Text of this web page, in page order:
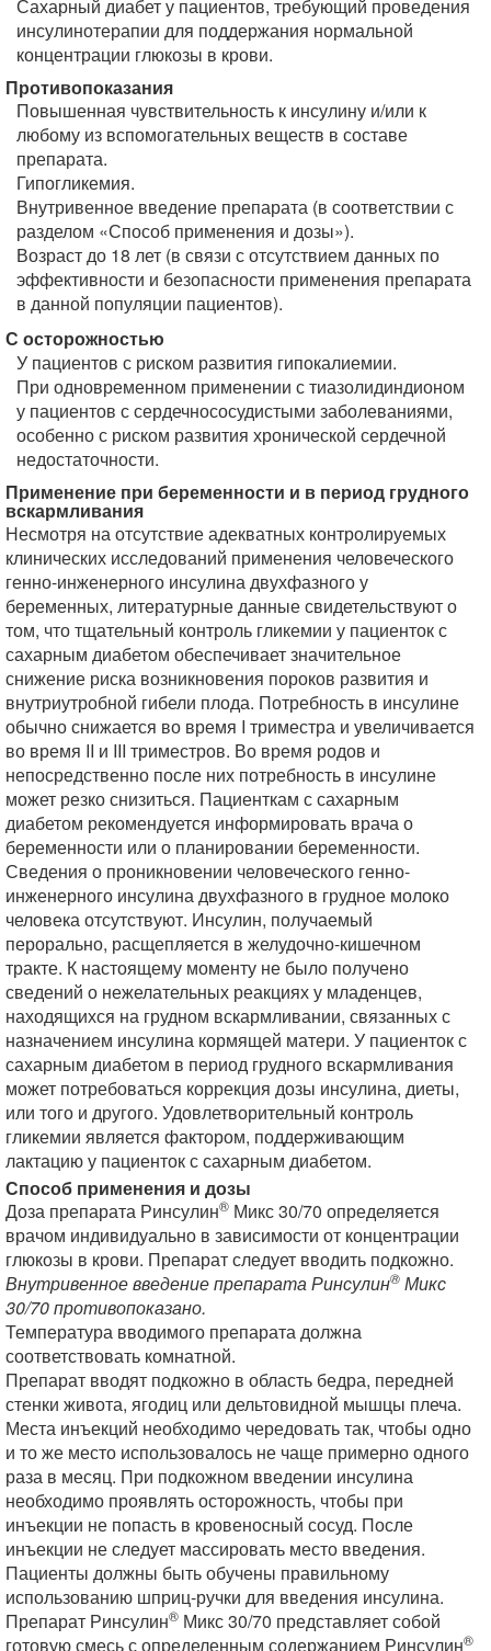
Сахарный диабет у пациентов, требующий проведения
инсулинотерапии для поддержания нормальной
концентрации глюкозы в крови.
Противопоказания
Повышенная чувствительность к инсулину и/или к
любому из вспомогательных веществ в составе
препарата.
Гипогликемия.
Внутривенное введение препарата (в соответствии с
разделом «Способ применения и дозы»).
Возраст до 18 лет (в связи с отсутствием данных по
эффективности и безопасности применения препарата
в данной популяции пациентов).
С осторожностью
У пациентов с риском развития гипокалиемии.
При одновременном применении с тиазолидиндионом
у пациентов с сердечнососудистыми заболеваниями,
особенно с риском развития хронической сердечной
недостаточности.
Применение при беременности и в период грудного
вскармливания
Несмотря на отсутствие адекватных контролируемых
клинических исследований применения человеческого
генно-инженерного инсулина двухфазного у
беременных, литературные данные свидетельствуют о
том, что тщательный контроль гликемии у пациенток с
сахарным диабетом обеспечивает значительное
снижение риска возникновения пороков развития и
внутриутробной гибели плода. Потребность в инсулине
обычно снижается во время I триместра и увеличивается
во время II и III триместров. Во время родов и
непосредственно после них потребность в инсулине
может резко снизиться. Пациенткам с сахарным
диабетом рекомендуется информировать врача о
беременности или о планировании беременности.
Сведения о проникновении человеческого генно-
инженерного инсулина двухфазного в грудное молоко
человека отсутствуют. Инсулин, получаемый
перорально, расщепляется в желудочно-кишечном
тракте. К настоящему моменту не было получено
сведений о нежелательных реакциях у младенцев,
находящихся на грудном вскармливании, связанных с
назначением инсулина кормящей матери. У пациенток с
сахарным диабетом в период грудного вскармливания
может потребоваться коррекция дозы инсулина, диеты,
или того и другого. Удовлетворительный контроль
гликемии является фактором, поддерживающим
лактацию у пациенток с сахарным диабетом.
Способ применения и дозы
Доза препарата Ринсулин® Микс 30/70 определяется
врачом индивидуально в зависимости от концентрации
глюкозы в крови. Препарат следует вводить подкожно.
Внутривенное введение препарата Ринсулин® Микс
30/70 противопоказано.
Температура вводимого препарата должна
соответствовать комнатной.
Препарат вводят подкожно в область бедра, передней
стенки живота, ягодиц или дельтовидной мышцы плеча.
Места инъекций необходимо чередовать так, чтобы одно
и то же место использовалось не чаще примерно одного
раза в месяц. При подкожном введении инсулина
необходимо проявлять осторожность, чтобы при
инъекции не попасть в кровеносный сосуд. После
инъекции не следует массировать место введения.
Пациенты должны быть обучены правильному
использованию шприц-ручки для введения инсулина.
Препарат Ринсулин® Микс 30/70 представляет собой
готовую смесь с определенным содержанием Ринсулин®